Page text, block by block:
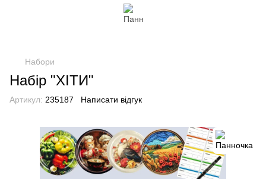
Нaбори
Набір "ХІТИ"
Артикул: 235187 Написати відгук